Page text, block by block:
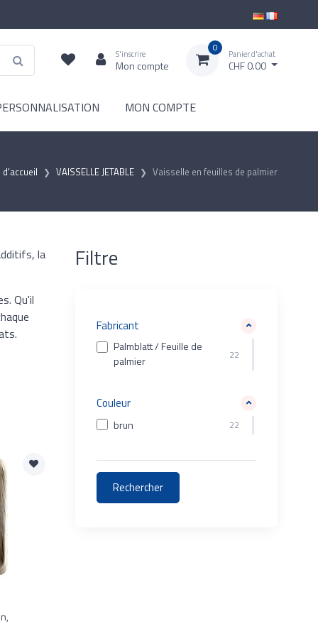
S'inscrire
Mon compte
0 Panier d'achat
CHF 0.00
MON COMPTE
VAISSELLE JETABLE Vaisselle en feuilles de palmier
la
Qu'il
Filtre
Fabricant
Palmblatt / Feuille de
palmier
22
Couleur
brun 22